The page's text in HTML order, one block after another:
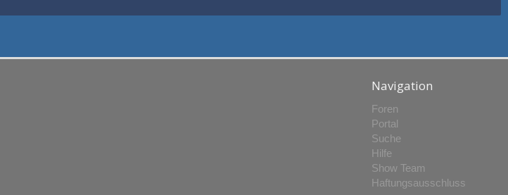
Navigation
Foren
Portal
Suche
Hilfe
Show Team
Haftungsausschluss